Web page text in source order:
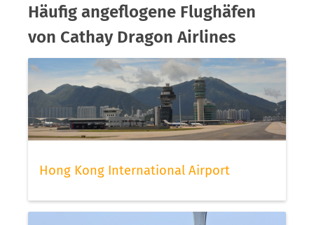
Häufig angeflogene Flughäfen
von Cathay Dragon Airlines
Hong Kong International Airport